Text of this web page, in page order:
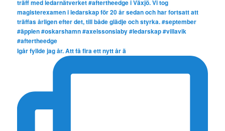
Igår fyllde jag år. Att få fira ett nytt år ä